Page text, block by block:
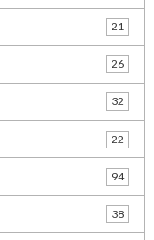
21
26
32
22
94
38